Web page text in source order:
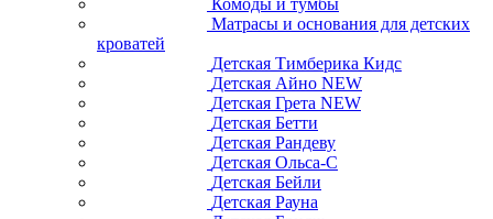
Матрасы и основания для детских
кроватей
Детская Тимберика Кидс
Детская Айно NEW
Детская Грета NEW
Детская Бетти
Детская Рандеву
Детская Ольса-С
Детская Бейли
Детская Рауна